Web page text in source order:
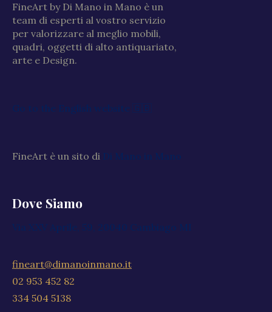
FineArt by Di Mano in Mano è un
team di esperti al vostro servizio
per valorizzare al meglio mobili,
quadri, oggetti di alto antiquariato,
arte e Design.
Go to the English website 🇬🇧
FineArt è un sito di Di Mano in Mano
Dove Siamo
Via XXV Aprile, 59, 20040 Cambiago MI
fineart@dimanoinmano.it
02 953 452 82
334 504 5138